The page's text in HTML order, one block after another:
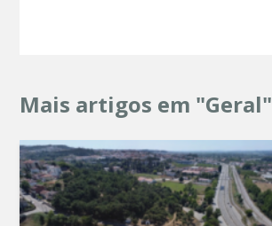
Mais artigos em "Geral"